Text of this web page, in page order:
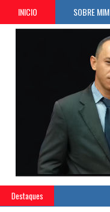
INICIO SOBRE MIM
Destaques